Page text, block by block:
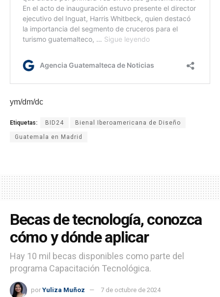
ym/dm/dc
Etiquetas: BID24 Bienal Iberoamericana de Diseño
Guatemala en Madrid
Becas de tecnología, conozca
cómo y dónde aplicar
Hay 10 mil becas disponibles como parte del
programa Capacitación Tecnológica.
por Yuliza Muñoz 7 de octubre de 2024